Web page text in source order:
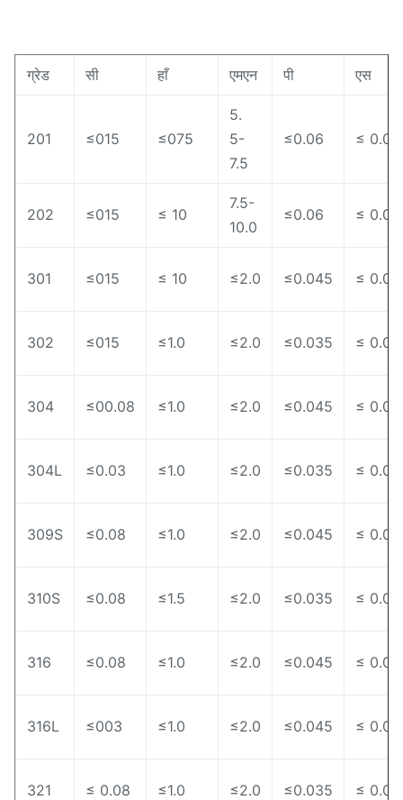
ग्रेड सी हाँ एमएन पी एस
201 ≤015 ≤075
5.
5-
7.5
≤0.06 ≤ 0.03
202 ≤015 ≤ 10
7.5-
10.0
≤0.06 ≤ 0.03
301 ≤015 ≤ 10 ≤2.0 ≤0.045 ≤ 0.03
302 ≤015 ≤1.0 ≤2.0 ≤0.035 ≤ 0.03
304 ≤00.08 ≤1.0 ≤2.0 ≤0.045 ≤ 0.03
304L ≤0.03 ≤1.0 ≤2.0 ≤0.035 ≤ 0.03
309S ≤0.08 ≤1.0 ≤2.0 ≤0.045 ≤ 0.03
310S ≤0.08 ≤1.5 ≤2.0 ≤0.035 ≤ 0.03
316 ≤0.08 ≤1.0 ≤2.0 ≤0.045 ≤ 0.03
316L ≤003 ≤1.0 ≤2.0 ≤0.045 ≤ 0.03
321 ≤ 0.08 ≤1.0 ≤2.0 ≤0.035 ≤ 0.03